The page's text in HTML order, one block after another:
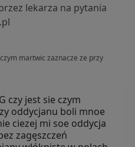
lekarza na pytania
martwic zaznacze ze przy
czy jest sie czym
oddycjanu boli mnoe
ciezej mi soe oddycja
zagęszczeń